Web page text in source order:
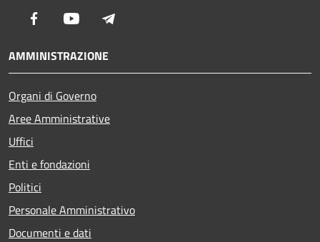
Facebook Youtube
AMMINISTRAZIONE
Organi di Governo
Aree Amministrative
Uffici
Enti e fondazioni
Politici
Personale Amministrativo
Documenti e dati